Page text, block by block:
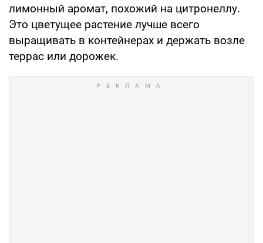
лимонный аромат, похожий на цитронеллу.
Это цветущее растение лучше всего
выращивать в контейнерах и держать возле
террас или дорожек.